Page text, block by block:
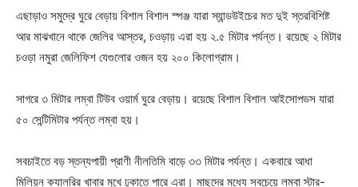
এছাড়াও সমুদ্রে ঘুরে বেড়ায় বিশাল বিশাল স্পঞ্জ যারা স্যান্ডউইচের মত দুই স্তরবিশিষ্ট
আর মাঝখানে থাকে জেলির আস্তর, চওড়ায় এরা হয় ২.৫ মিটার পর্যন্ত। রয়েছে ২ মিটার
চওড়া নমুরা জেলিফিশ যেগুলোর ওজন হয় ২০০ কিলোগ্রাম।
সাগরে ৩ মিটার লম্বা টিউব ওয়ার্ম ঘুরে বেড়ায়। রয়েছে বিশাল বিশাল আইসোপডস যারা
৫০ সেন্টিমিটার পর্যন্ত লম্বা হয়।
সবচাইতে বড় স্তন্যপায়ী প্রাণী নীলতিমি বাড়ে ৩৩ মিটার পর্যন্ত। একবারে আধা
মিলিয়ন ক্যালরির খাবার মুখে ঢুকাতে পারে এরা। মাছদের মধ্যে সবচেয়ে লম্বা স্টার-